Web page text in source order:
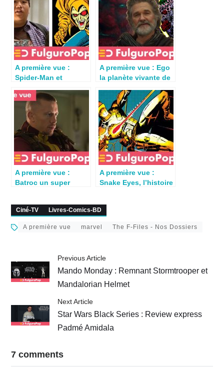
A première vue :
Spider-Man et
Ned Leeds
A première vue : Ego
la planète vivante de
A première vue :
Batroc un super
pour Marvel
A première vue :
Snake Eyes, l’histoire
G.I. Joe
Ciné-TV Livres-Comics-BD
A première vue marvel The F-Files - Nos Dossiers
Previous Article
Mando Monday : Remnant Stormtrooper et
Mandalorian Helmet
Next Article
Star Wars Black Series : Review express
Padmé Amidala
7 comments